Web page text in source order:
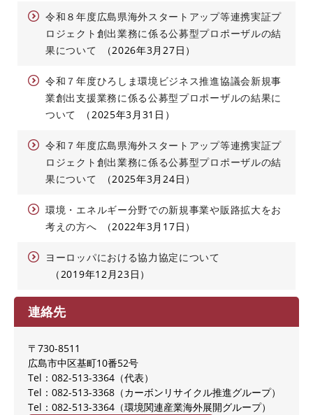
令和８年度広島県海外スタートアップ等連携実証プ
ロジェクト創出業務に係る公募型プロポーザルの結
果について
2026年3月27日
令和７年度ひろしま環境ビジネス推進協議会新規事
業創出支援業務に係る公募型プロポーザルの結果に
ついて
2025年3月31日
令和７年度広島県海外スタートアップ等連携実証プ
ロジェクト創出業務に係る公募型プロポーザルの結
果について
2025年3月24日
環境・エネルギー分野での新規事業や販路拡大をお
考えの方へ
2022年3月17日
ヨーロッパにおける協力協定について
2019年12月23日
連絡先
〒730-8511
広島市中区基町10番52号
Tel：082-513-3364
代表
Tel：082-513-3368
カーボンリサイクル推進グループ
Tel：082-513-3364
環境関連産業海外展開グループ